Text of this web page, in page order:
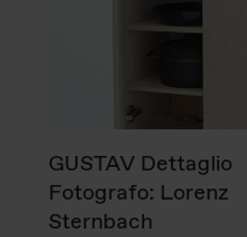
GUSTAV Dettaglio
Fotografo: Lorenz
Sternbach